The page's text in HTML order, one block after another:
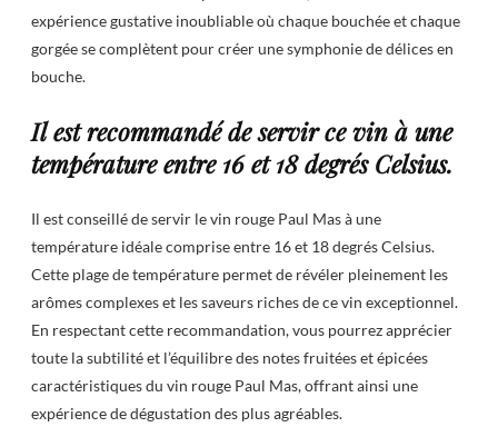
expérience gustative inoubliable où chaque bouchée et chaque
gorgée se complètent pour créer une symphonie de délices en
bouche.
Il est recommandé de servir ce vin à une
température entre 16 et 18 degrés Celsius.
Il est conseillé de servir le vin rouge Paul Mas à une
température idéale comprise entre 16 et 18 degrés Celsius.
Cette plage de température permet de révéler pleinement les
arômes complexes et les saveurs riches de ce vin exceptionnel.
En respectant cette recommandation, vous pourrez apprécier
toute la subtilité et l’équilibre des notes fruitées et épicées
caractéristiques du vin rouge Paul Mas, offrant ainsi une
expérience de dégustation des plus agréables.